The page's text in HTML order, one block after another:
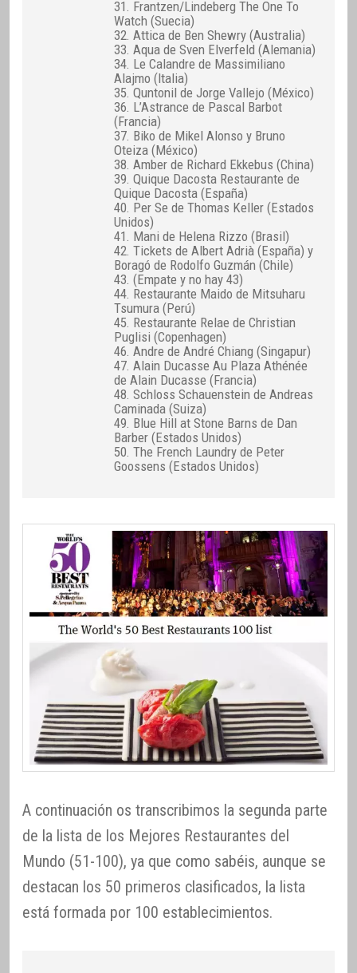
31. Frantzen/Lindeberg The One To
Watch (Suecia)
32. Attica de Ben Shewry (Australia)
33. Aqua de Sven Elverfeld (Alemania)
34. Le Calandre de Massimiliano
Alajmo (Italia)
35. Quntonil de Jorge Vallejo (México)
36. L’Astrance de Pascal Barbot
(Francia)
37. Biko de Mikel Alonso y Bruno
Oteiza (México)
38. Amber de Richard Ekkebus (China)
39. Quique Dacosta Restaurante de
Quique Dacosta (España)
40. Per Se de Thomas Keller (Estados
Unidos)
41. Mani de Helena Rizzo (Brasil)
42. Tickets de Albert Adrià (España) y
Boragó de Rodolfo Guzmán (Chile)
43. (Empate y no hay 43)
44. Restaurante Maido de Mitsuharu
Tsumura (Perú)
45. Restaurante Relae de Christian
Puglisi (Copenhagen)
46. Andre de André Chiang (Singapur)
47. Alain Ducasse Au Plaza Athénée
de Alain Ducasse (Francia)
48. Schloss Schauenstein de Andreas
Caminada (Suiza)
49. Blue Hill at Stone Barns de Dan
Barber (Estados Unidos)
50. The French Laundry de Peter
Goossens (Estados Unidos)
A continuación os transcribimos la segunda parte
de la lista de los Mejores Restaurantes del
Mundo (51-100), ya que como sabéis, aunque se
destacan los 50 primeros clasificados, la lista
está formada por 100 establecimientos.